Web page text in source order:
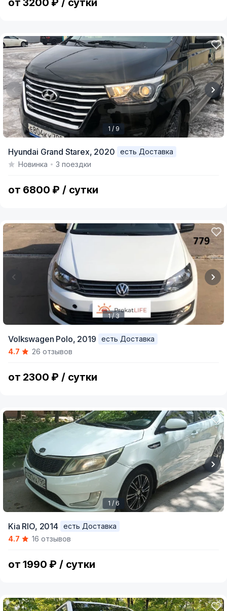
от 3200 ₽ / сутки
of
1 / 9
Hyundai Grand Starex, 2020
есть Доставка
Новинка
3 поездки
от 6800 ₽ / сутки
of
1 / 3
Volkswagen Polo, 2019
есть Доставка
4.7
26 отзывов
от 2300 ₽ / сутки
of
1 / 6
Kia RIO, 2014
есть Доставка
4.7
16 отзывов
от 1990 ₽ / сутки